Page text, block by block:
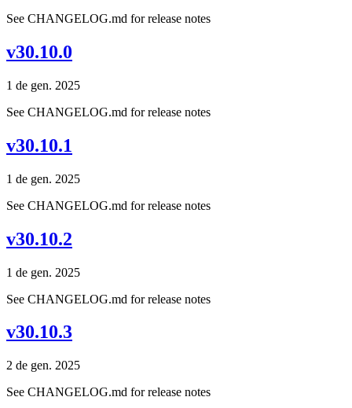
See CHANGELOG.md for release notes
v30.10.0
1 de gen. 2025
See CHANGELOG.md for release notes
v30.10.1
1 de gen. 2025
See CHANGELOG.md for release notes
v30.10.2
1 de gen. 2025
See CHANGELOG.md for release notes
v30.10.3
2 de gen. 2025
See CHANGELOG.md for release notes